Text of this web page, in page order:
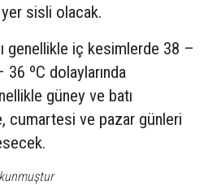
sisli olacak.
genellikle iç kesimlerde 38 –
ºC dolaylarında
güney ve batı
cumartesi ve pazar günleri